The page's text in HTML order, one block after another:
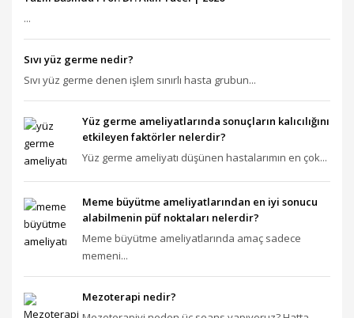
...
Sıvı yüz germe nedir?
Sıvı yüz germe denen işlem sınırlı hasta grubun...
Yüz germe ameliyatlarında sonuçların kalıcılığını
etkileyen faktörler nelerdir?
Yüz germe ameliyatı düşünen hastalarımın en çok...
Meme büyütme ameliyatlarından en iyi sonucu
alabilmenin püf noktaları nelerdir?
Meme büyütme ameliyatlarında amaç sadece
memeni...
Mezoterapi nedir?